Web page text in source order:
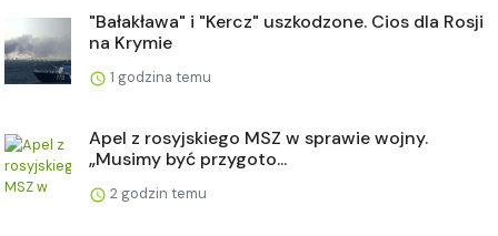
"Bałakława" i "Kercz" uszkodzone. Cios dla Rosji
na Krymie
1 godzina temu
Apel z rosyjskiego MSZ w sprawie wojny.
„Musimy być przygoto...
2 godzin temu